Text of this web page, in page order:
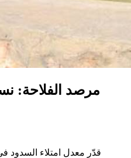
مرصد الفلاحة:
قدّر معدل امتلاء